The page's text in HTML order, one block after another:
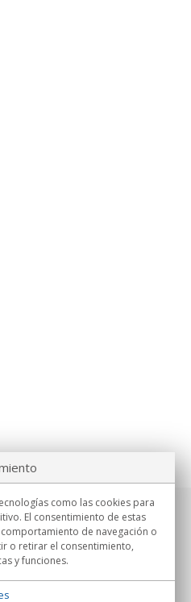
15:00h.
como las cookies para
El consentimiento de estas
de navegación o
o retirar el consentimiento,
y funciones.